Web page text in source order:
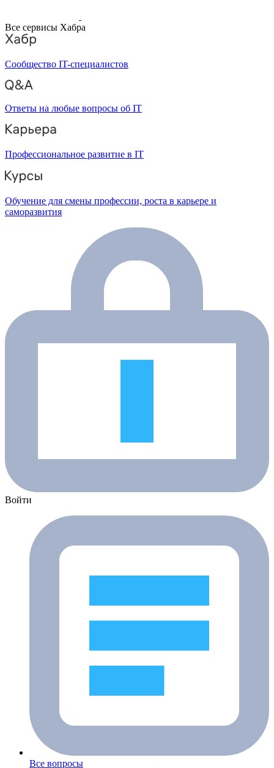
Все сервисы Хабра
Сообщество IT-специалистов
Ответы на любые вопросы об IT
Профессиональное развитие в IT
Обучение для смены профессии, роста в карьере и
саморазвития
Войти
Все вопросы